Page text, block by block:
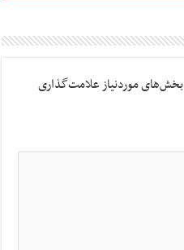
بخش‌های موردنیاز علامت‌گذاری